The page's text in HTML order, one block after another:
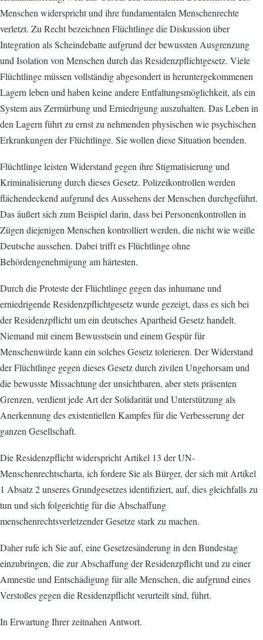
Menschen widerspricht und ihre fundamentalen Menschenrechte
verletzt. Zu Recht bezeichnen Flüchtlinge die Diskussion über
Integration als Scheindebatte aufgrund der bewussten Ausgrenzung
und Isolation von Menschen durch das Residenzpflichtgesetz. Viele
Flüchtlinge müssen vollständig abgesondert in heruntergekommenen
Lagern leben und haben keine andere Entfaltungsmöglichkeit, als ein
System aus Zermürbung und Erniedrigung auszuhalten. Das Leben in
den Lagern führt zu ernst zu nehmenden physischen wie psychischen
Erkrankungen der Flüchtlinge. Sie wollen diese Situation beenden.
Flüchtlinge leisten Widerstand gegen ihre Stigmatisierung und
Kriminalisierung durch dieses Gesetz. Polizeikontrollen werden
flächendeckend aufgrund des Aussehens der Menschen durchgeführt.
Das äußert sich zum Beispiel darin, dass bei Personenkontrollen in
Zügen diejenigen Menschen kontrolliert werden, die nicht wie weiße
Deutsche aussehen. Dabei trifft es Flüchtlinge ohne
Behördengenehmigung am härtesten.
Durch die Proteste der Flüchtlinge gegen das inhumane und
erniedrigende Residenzpflichtgesetz wurde gezeigt, dass es sich bei
der Residenzpflicht um ein deutsches Apartheid Gesetz handelt.
Niemand mit einem Bewusstsein und einem Gespür für
Menschenwürde kann ein solches Gesetz tolerieren. Der Widerstand
der Flüchtlinge gegen dieses Gesetz durch zivilen Ungehorsam und
die bewusste Missachtung der unsichtbaren, aber stets präsenten
Grenzen, verdient jede Art der Solidarität und Unterstützung als
Anerkennung des existentiellen Kampfes für die Verbesserung der
ganzen Gesellschaft.
Die Residenzpflicht widerspricht Artikel 13 der UN-
Menschenrechtscharta, ich fordere Sie als Bürger, der sich mit Artikel
1 Absatz 2 unseres Grundgesetzes identifiziert, auf, dies gleichfalls zu
tun und sich folgerichtig für die Abschaffung
menschenrechtsverletzender Gesetze stark zu machen.
Daher rufe ich Sie auf, eine Gesetzesänderung in den Bundestag
einzubringen, die zur Abschaffung der Residenzpflicht und zu einer
Amnestie und Entschädigung für alle Menschen, die aufgrund eines
Verstoßes gegen die Residenzpflicht verurteilt sind, führt.
In Erwartung Ihrer zeitnahen Antwort.